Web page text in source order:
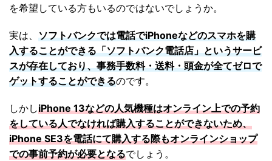
を希望している方もいるのではないでしょうか。
実は、 ソフトバンクでは電話でiPhoneなどのスマホを購
入することができる「ソフトバンク電話店」というサービ
スが存在しており、事務手数料・送料・頭金が全てゼロで
ゲットすることができるのです。
しかしiPhone 13などの人気機種はオンライン上での予約
をしている人でなければ購入することができないため、
iPhone SE3を電話にて購入する際もオンラインショップ
での事前予約が必要となるでしょう。